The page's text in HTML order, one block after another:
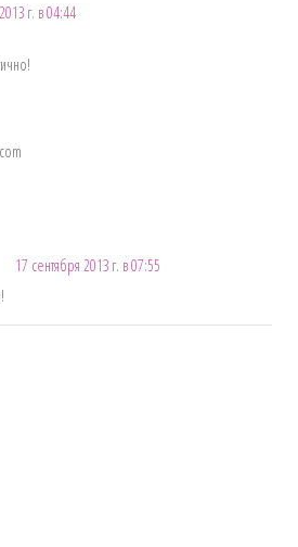
г. в 04:44
17 сентября 2013 г. в 07:55